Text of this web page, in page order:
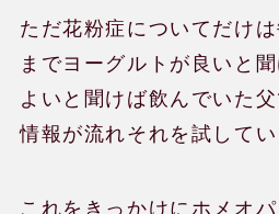
ただ花粉症についてだけ
までヨーグルトが良いと
よいと聞けば飲んでいた
情報が流れそれを試してい
これをきっかけにホメオ